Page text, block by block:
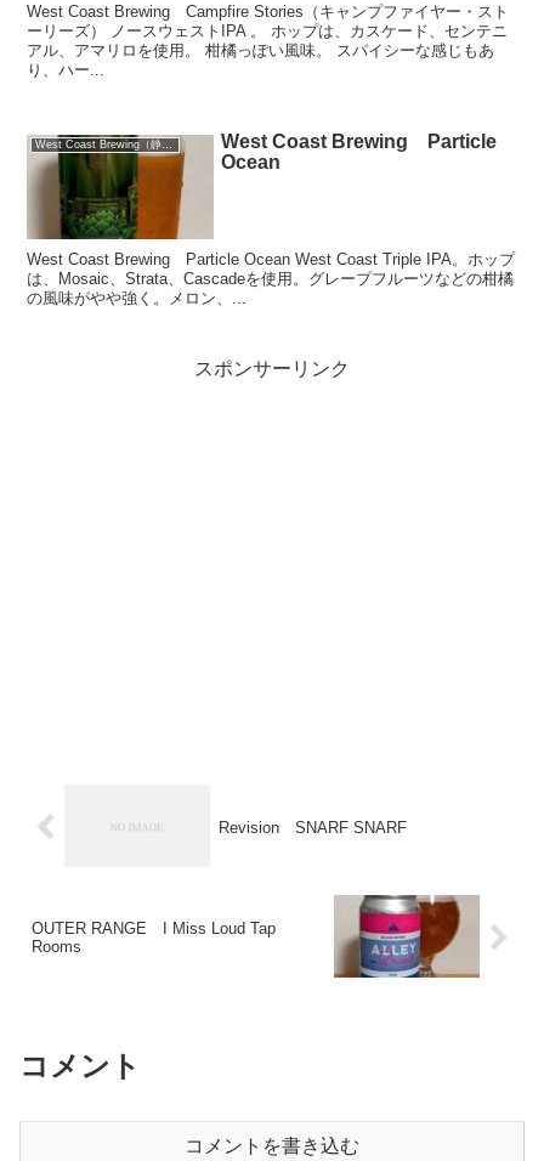
West Coast Brewing Campfire Stories（キャンプファイヤー・スト
ーリーズ） ノースウェストIPA 。 ホップは、カスケード、センテニ
アル、アマリロを使用。 柑橘っぽい風味。 スパイシーな感じもあ
り、ハー...
West Coast Brewing（静岡）
West Coast Brewing Particle
Ocean
West Coast Brewing Particle Ocean West Coast Triple IPA。ホップ
は、Mosaic、Strata、Cascadeを使用。グレープフルーツなどの柑橘
の風味がやや強く。メロン、...
スポンサーリンク
Revision SNARF SNARF
OUTER RANGE I Miss Loud Tap
Rooms
コメント
コメントを書き込む